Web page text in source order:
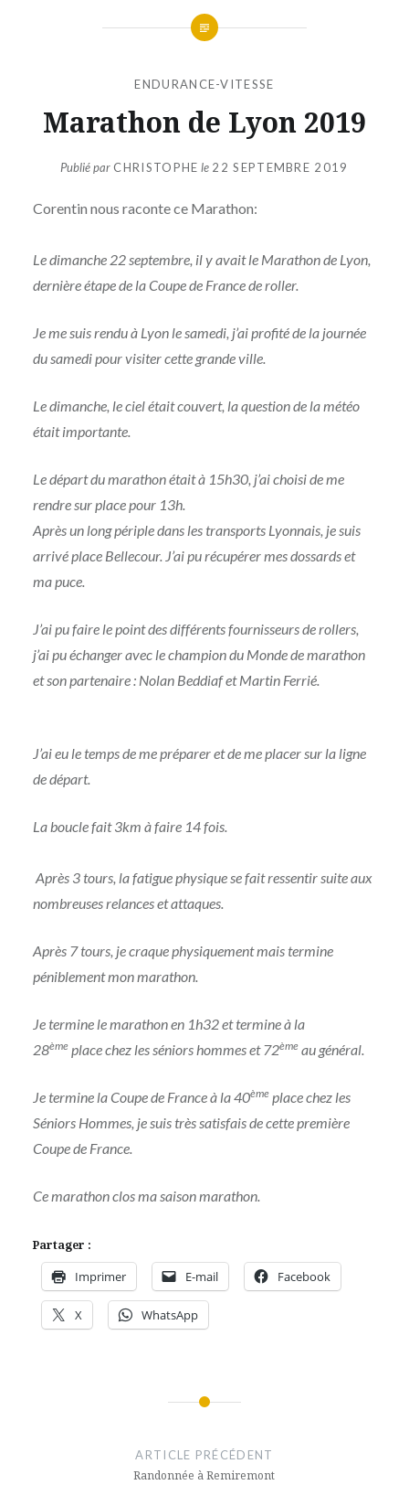
ENDURANCE-VITESSE
Marathon de Lyon 2019
Publié par CHRISTOPHE le 22 SEPTEMBRE 2019
Corentin nous raconte ce Marathon:
Le dimanche 22 septembre, il y avait le Marathon de Lyon,
dernière étape de la Coupe de France de roller.
Je me suis rendu à Lyon le samedi, j’ai profité de la journée
du samedi pour visiter cette grande ville.
Le dimanche, le ciel était couvert, la question de la météo
était importante.
Le départ du marathon était à 15h30, j’ai choisi de me
rendre sur place pour 13h.
Après un long périple dans les transports Lyonnais, je suis
arrivé place Bellecour. J’ai pu récupérer mes dossards et
ma puce.
J’ai pu faire le point des différents fournisseurs de rollers,
j’ai pu échanger avec le champion du Monde de marathon
et son partenaire : Nolan Beddiaf et Martin Ferrié.
J’ai eu le temps de me préparer et de me placer sur la ligne
de départ.
La boucle fait 3km à faire 14 fois.
Après 3 tours, la fatigue physique se fait ressentir suite aux
nombreuses relances et attaques.
Après 7 tours, je craque physiquement mais termine
péniblement mon marathon.
Je termine le marathon en 1h32 et termine à la
28èmeplace chez les séniors hommes et 72èmeau général.
Je termine la Coupe de France à la 40èmeplace chez les
Séniors Hommes, je suis très satisfais de cette première
Coupe de France.
Ce marathon clos ma saison marathon.
Partager :
Imprimer E-mail Facebook
X WhatsApp
ARTICLE PRÉCÉDENT
Randonnée à Remiremont